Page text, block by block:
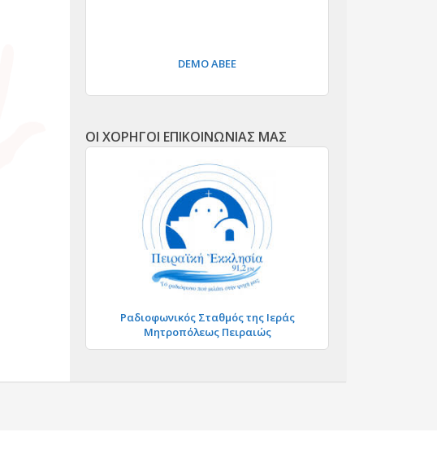
DEMO ΑΒΕΕ
ΟΙ ΧΟΡΗΓΟΙ ΕΠΙΚΟΙΝΩΝΙΑΣ ΜΑΣ
Ραδιοφωνικός Σταθμός της Ιεράς
Μητροπόλεως Πειραιώς